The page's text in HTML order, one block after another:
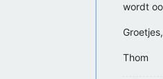
wordt
Groetjes,
Thom